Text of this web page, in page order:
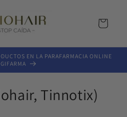
Carrito
EN LA PARAFARMACIA ONLINE
Tinnotix)